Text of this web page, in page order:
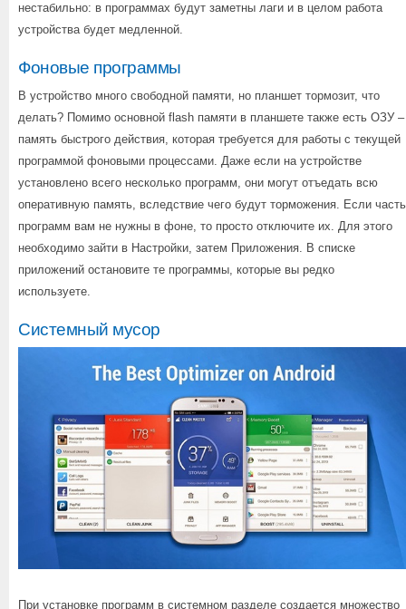
нестабильно: в программах будут заметны лаги и в целом работа
устройства будет медленной.
Фоновые программы
В устройство много свободной памяти, но планшет тормозит, что
делать? Помимо основной flash памяти в планшете также есть ОЗУ –
память быстрого действия, которая требуется для работы с текущей
программой фоновыми процессами. Даже если на устройстве
установлено всего несколько программ, они могут отъедать всю
оперативную память, вследствие чего будут торможения. Если часть
программ вам не нужны в фоне, то просто отключите их. Для этого
необходимо зайти в Настройки, затем Приложения. В списке
приложений остановите те программы, которые вы редко
используете.
Системный мусор
При установке программ в системном разделе создается множество